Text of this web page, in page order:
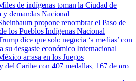
de indígenas toman la Ciudad de
demandas Nacional
propone renombrar el Paso de
los Pueblos Indígenas Nacional
dice que solo negocia ‘a medias’ con
su desgaste económico Internacional
arrasa en los Juegos
del Caribe con 407 medallas, 167 de oro